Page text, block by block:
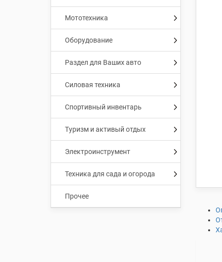
Мототехника
Оборудование
Раздел для Ваших авто
Силовая техника
Спортивный инвентарь
Туризм и активый отдых
Электроинструмент
Техника для сада и огорода
Прочее